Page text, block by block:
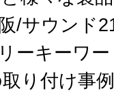
/サウンド
ーキーワ
り付け事